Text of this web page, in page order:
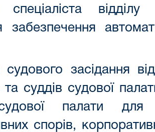
спеціаліста
забезпечення
судового засідання
суддів судової
палати
спорів‚